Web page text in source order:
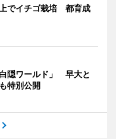
でイチゴ栽培 都育成
隠ワールド」 早大と
特別公開